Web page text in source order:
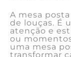
A mesa
de louças. É
atenção e
ou
uma mesa
transformar